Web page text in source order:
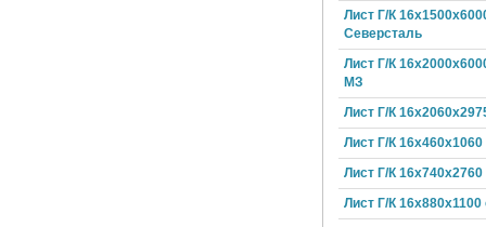
Лист Г/К
Северсталь
Лист Г/К
МЗ
Лист Г/К
Лист Г/К 16х460х1060
Лист Г/К 16х740х2760
Лист Г/К 16х880х1100